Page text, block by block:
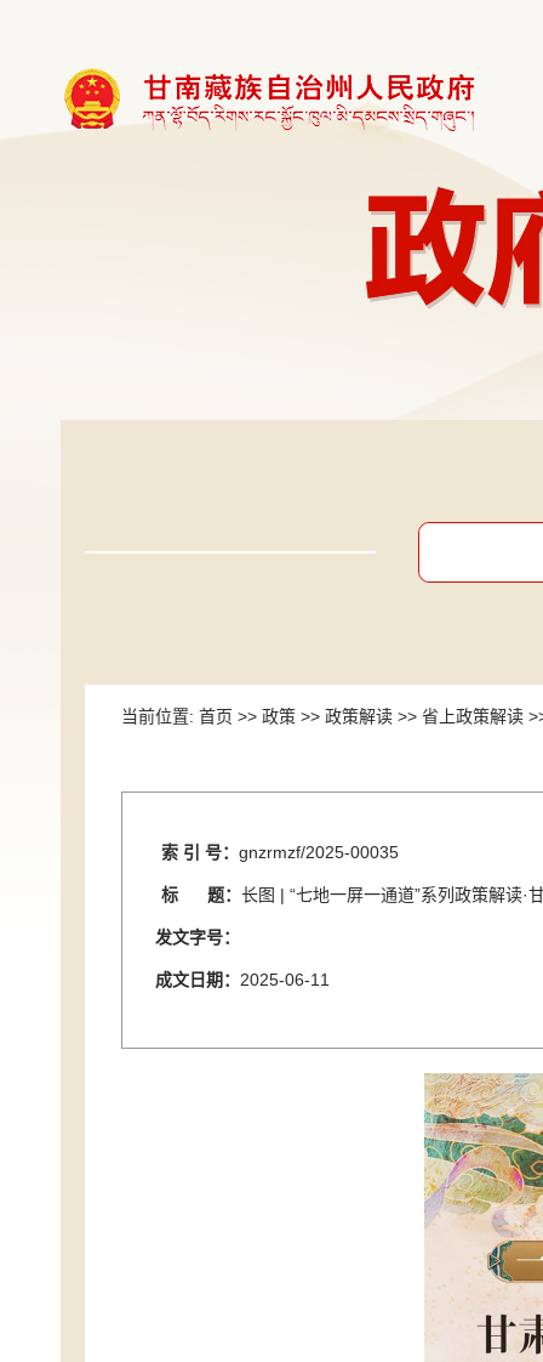
当前位置: 首页 >> 政策 >> 政策解读 >> 省上政策解读
索 引 号： gnzrmzf/2025-00035
标 题： 长图 | “七地一屏一通道”系列政策解读
发文字号：
成文日期： 2025-06-11